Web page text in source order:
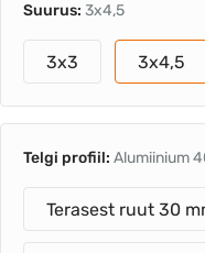
Suurus: 3x4,5
3x3 3x4,5
Telgi profiil: Alumiinium
Terasest ruut 30